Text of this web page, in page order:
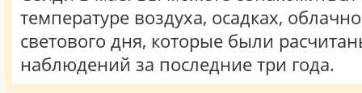
температуре воздуха, осадках,
светового дня, которые были
наблюдений за последние три года.